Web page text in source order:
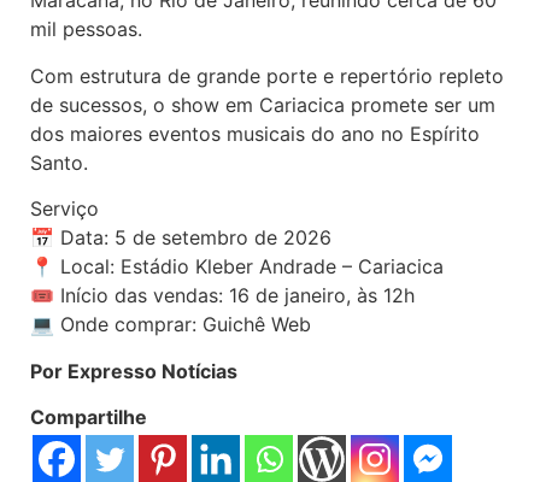
mil pessoas.
Com estrutura de grande porte e repertório repleto
de sucessos, o show em Cariacica promete ser um
dos maiores eventos musicais do ano no Espírito
Santo.
Serviço
📅 Data: 5 de setembro de 2026
📍 Local: Estádio Kleber Andrade – Cariacica
🎟️ Início das vendas: 16 de janeiro, às 12h
💻 Onde comprar: Guichê Web
Por Expresso Notícias
Compartilhe